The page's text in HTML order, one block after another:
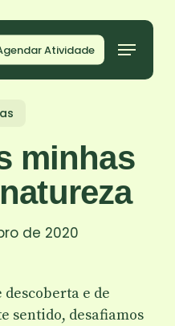
Atividade
minhas
de 2020
e de
sentido, desafiamos